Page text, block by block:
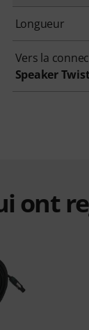
Longueur
Vers la
Speaker
ont